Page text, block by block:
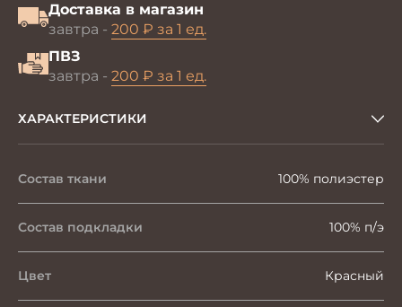
Доставка в магазин
завтра - 200 ₽ за 1 ед.
ПВЗ
завтра - 200 ₽ за 1 ед.
ХАРАКТЕРИСТИКИ
Состав ткани 100% полиэстер
Состав подкладки 100% п/э
Цвет Красный